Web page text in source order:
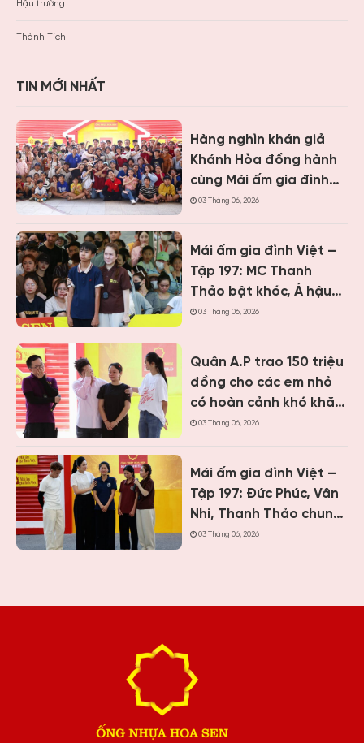
Hậu trường
Thành Tích
TIN MỚI NHẤT
Hàng nghìn khán giả
Khánh Hòa đồng hành
cùng Mái ấm gia đình
Việt, trao hơn 9 tỷ
03 Tháng 06, 2026
Mái ấm gia đình Việt –
Tập 197: MC Thanh
Thảo bật khóc, Á hậu
Vân Nhi và ca sĩ Nguyễn
chăm mẹ bệnh tâm
thần
03 Tháng 06, 2026
Quân A.P trao 150 triệu
đồng cho các em nhỏ
có hoàn cảnh khó khăn
khi ghi hình “Mái ấm gia
03 Tháng 06, 2026
Mái ấm gia đình Việt –
Tập 197: Đức Phúc, Vân
Nhi, Thanh Thảo chung
tay giúp hai cô bé có
03 Tháng 06, 2026